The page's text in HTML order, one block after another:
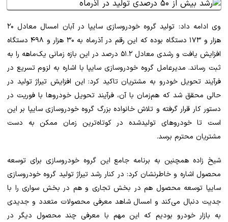
وی ادامه داد: تولید گروه خودروسازی سایپا در آبان‌ امسال معادل ۲۰
هزار و ۱۷۳ دستگاه بوده که این رقم در آذرماه به ۳۰ هزار و ۴۹۸ دستگاه
افزایش یافت و رشدی معادل ۵۱.۲ درصد در این بازه زمانی یک‌ماهه را به
ثبت رساند. مدیرعامل گروه خودروسازی سایپا با اشاره به لزوم تسریع در
فرآیند تحویل خودرو به مشتریان تاکید کرد: این افزایش تیراژ تولید در
حالی محقق شد که هم‌زمان با آن، فرآیند تحویل خودروها با فوریت در
دستور کار قرار گرفته و تلاش‌ خانواده بزرگ گروه خودروسازی سایپا بر این
است تا خودروهای تولیدشده در کوتاه‌ترین زمان ممکن به دست
مشتریان محترم برسد.
شیخ زاده همچنین به برنامه جامع این گروه خودروسازی برای توسعه
محصول اشاره و خاطرنشان کرد: در کنار رشد تیراژ تولید گروه خودروسازی
سایپا توسعه محصول هم در بخش تجاری و هم در بخش سواری را با
جدیت دنبال می‌کند و امسال شاهد معرفی محصولات متعدد و جدیدی
به بازار خودرو بودیم که این مهم با معرفی چند محصول دیگر در